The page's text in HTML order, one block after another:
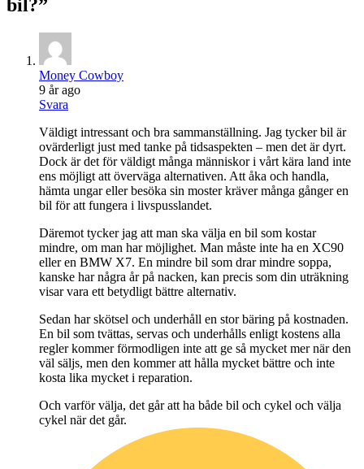
bil?”
Money Cowboy
9 år ago
Svara
Väldigt intressant och bra sammanställning. Jag tycker bil är
ovärderligt just med tanke på tidsaspekten – men det är dyrt.
Dock är det för väldigt många människor i vårt kära land inte
ens möjligt att överväga alternativen. Att åka och handla,
hämta ungar eller besöka sin moster kräver många gånger en
bil för att fungera i livspusslandet.
Däremot tycker jag att man ska välja en bil som kostar
mindre, om man har möjlighet. Man måste inte ha en XC90
eller en BMW X7. En mindre bil som drar mindre soppa,
kanske har några år på nacken, kan precis som din uträkning
visar vara ett betydligt bättre alternativ.
Sedan har skötsel och underhåll en stor bäring på kostnaden.
En bil som tvättas, servas och underhålls enligt kostens alla
regler kommer förmodligen inte att ge så mycket mer när den
väl säljs, men den kommer att hålla mycket bättre och inte
kosta lika mycket i reparation.
Och varför välja, det går att ha både bil och cykel och välja
cykel när det går.